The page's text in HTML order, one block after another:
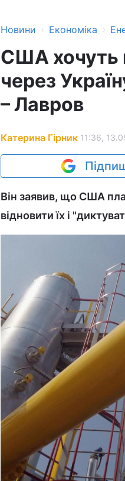
Новини › Економіка ›
США хочуть
через
– Лавров
Катерина Гірник 11:36,
Він заявив, що США
відновити їх і